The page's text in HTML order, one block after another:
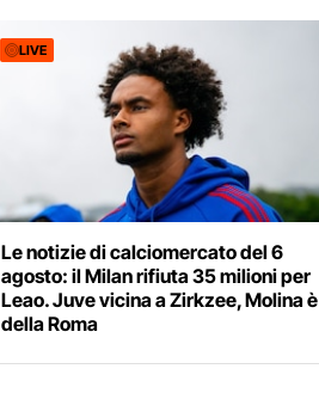
LIVE
Le notizie di calciomercato del 6
agosto: il Milan rifiuta 35 milioni per
Leao. Juve vicina a Zirkzee, Molina è
della Roma